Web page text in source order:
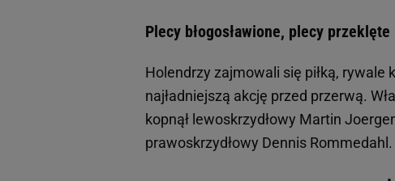
Plecy błogosławione, plecy przeklęte
Holendrzy zajmowali się piłką,
najładniejszą akcję przed przerwą.
kopnął lewoskrzydłowy Martin
prawoskrzydłowy Dennis